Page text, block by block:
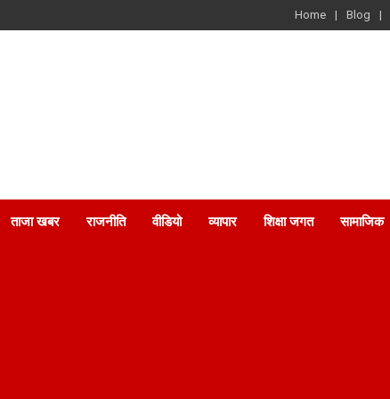
Home Blog
ताजा खबर राजनीति वीडियो व्यापार शिक्षा जगत सामाजिक